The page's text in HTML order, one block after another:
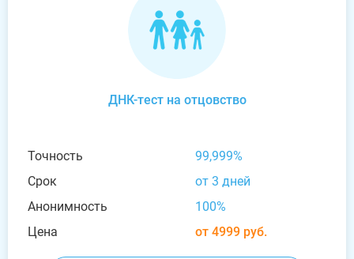
ДНК-тест на отцовство
Точность
99,999%
Срок
от 3 дней
Анонимность
100%
Цена
от 4999 руб.